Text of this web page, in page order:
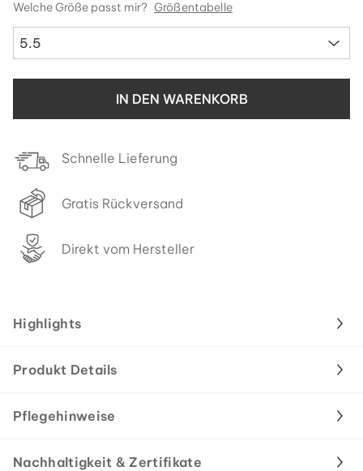
Welche Größe passt mir? Größentabelle
5.5
IN DEN WARENKORB
Schnelle Lieferung
Gratis Rückversand
Direkt vom Hersteller
Highlights
Produkt Details
Pflegehinweise
Nachhaltigkeit & Zertifikate